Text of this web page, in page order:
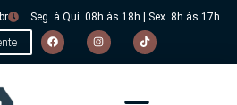
Seg. à Qui. 08h às 18h | Sex. 8h às 17h